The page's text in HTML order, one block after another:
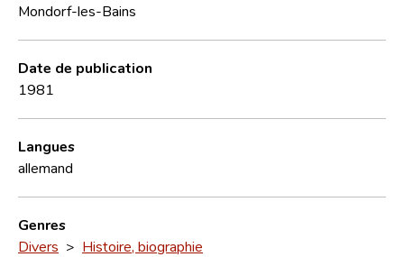
Mondorf-les-Bains
Date de publication
1981
Langues
allemand
Genres
Divers > Histoire, biographie